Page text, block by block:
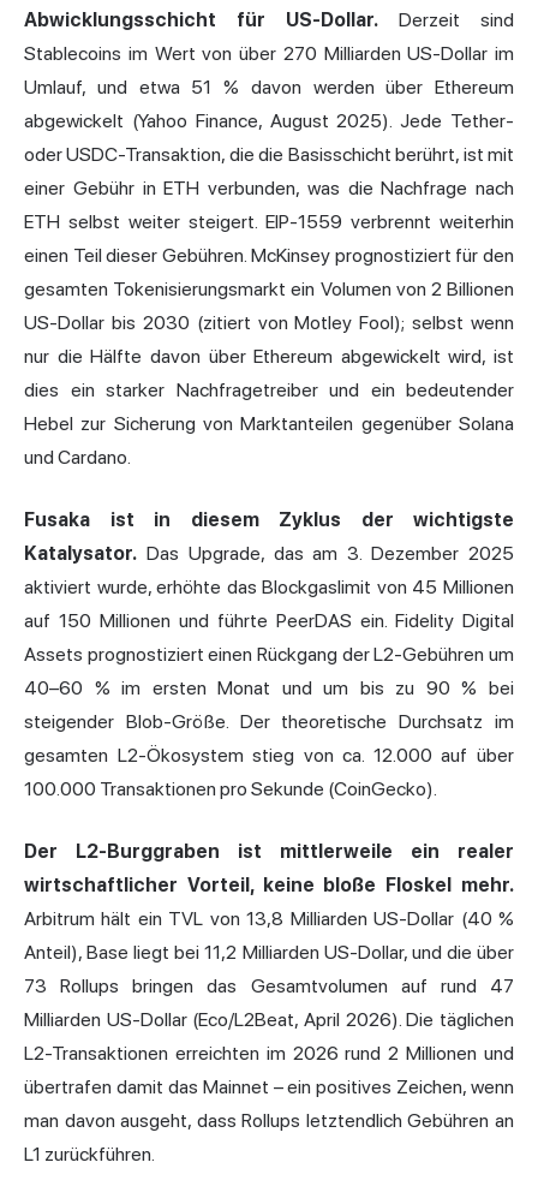
Abwicklungsschicht für US-Dollar. Derzeit sind
Stablecoins im Wert von über 270 Milliarden US-Dollar im
Umlauf, und etwa 51 % davon werden über Ethereum
abgewickelt (Yahoo Finance, August 2025). Jede Tether-
oder USDC-Transaktion, die die Basisschicht berührt, ist mit
einer Gebühr in ETH verbunden, was die Nachfrage nach
ETH selbst weiter steigert. EIP-1559 verbrennt weiterhin
einen Teil dieser Gebühren. McKinsey prognostiziert für den
gesamten Tokenisierungsmarkt ein Volumen von 2 Billionen
US-Dollar bis 2030 (zitiert von Motley Fool); selbst wenn
nur die Hälfte davon über Ethereum abgewickelt wird, ist
dies ein starker Nachfragetreiber und ein bedeutender
Hebel zur Sicherung von Marktanteilen gegenüber Solana
und Cardano.
Fusaka ist in diesem Zyklus der wichtigste
Katalysator. Das Upgrade, das am 3. Dezember 2025
aktiviert wurde, erhöhte das Blockgaslimit von 45 Millionen
auf 150 Millionen und führte PeerDAS ein. Fidelity Digital
Assets prognostiziert einen Rückgang der L2-Gebühren um
40–60 % im ersten Monat und um bis zu 90 % bei
steigender Blob-Größe. Der theoretische Durchsatz im
gesamten L2-Ökosystem stieg von ca. 12.000 auf über
100.000 Transaktionen pro Sekunde (CoinGecko).
Der L2-Burggraben ist mittlerweile ein realer
wirtschaftlicher Vorteil, keine bloße Floskel mehr.
Arbitrum hält ein TVL von 13,8 Milliarden US-Dollar (40 %
Anteil), Base liegt bei 11,2 Milliarden US-Dollar, und die über
73 Rollups bringen das Gesamtvolumen auf rund 47
Milliarden US-Dollar (Eco/L2Beat, April 2026). Die täglichen
L2-Transaktionen erreichten im 2026 rund 2 Millionen und
übertrafen damit das Mainnet – ein positives Zeichen, wenn
man davon ausgeht, dass Rollups letztendlich Gebühren an
L1 zurückführen.